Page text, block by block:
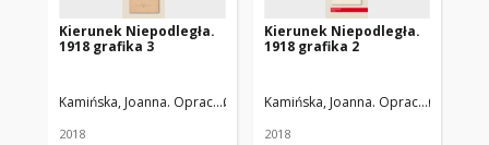
Kierunek Niepodległa.
1918 grafika 3
Kamińska, Joanna. Oprac. Gumołowska, Teresa. Oprac. Zdunek,
2018
Kierunek Niepodległa.
1918 grafika 2
Kamińska, Joanna. Oprac.
2018